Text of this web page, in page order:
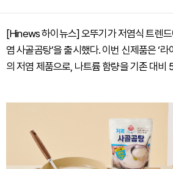
[Hinews 하이뉴스] 오뚜기가 저염식 트렌드
염 사골곰탕’을 출시했다. 이번 신제품은 ‘
의 저염 제품으로, 나트륨 함량을 기존 대비